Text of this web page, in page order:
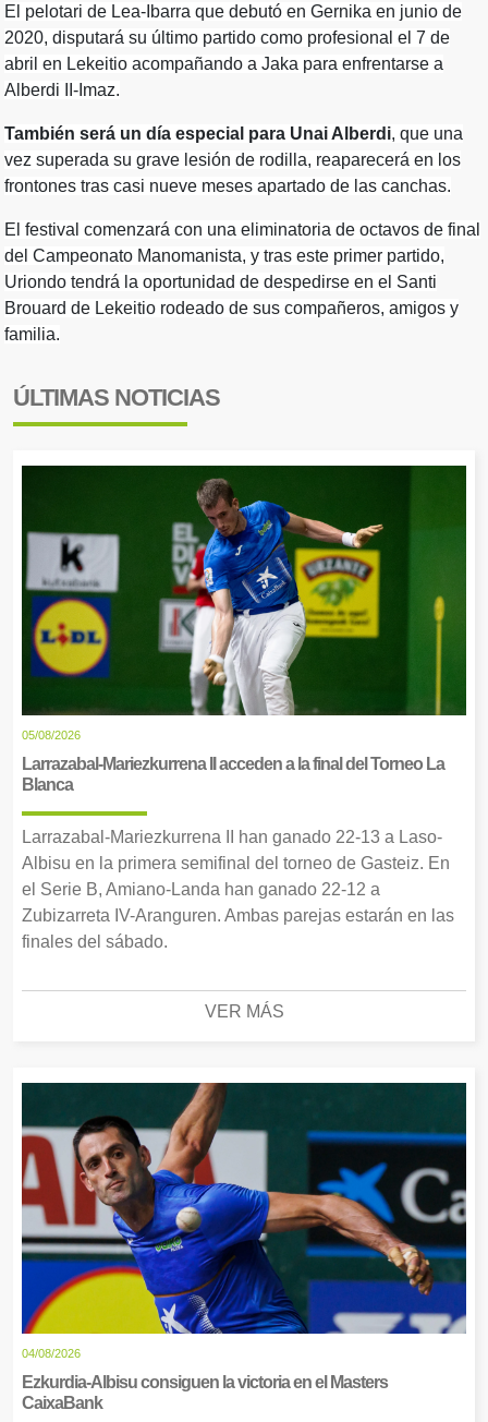
El pelotari de Lea-Ibarra que debutó en Gernika en junio de
2020, disputará su último partido como profesional el 7 de
abril en Lekeitio acompañando a Jaka para enfrentarse a
Alberdi II-Imaz.
También será un día especial para Unai Alberdi, que una
vez superada su grave lesión de rodilla, reaparecerá en los
frontones tras casi nueve meses apartado de las canchas.
El festival comenzará con una eliminatoria de octavos de final
del Campeonato Manomanista, y tras este primer partido,
Uriondo tendrá la oportunidad de despedirse en el Santi
Brouard de Lekeitio rodeado de sus compañeros, amigos y
familia.
ÚLTIMAS NOTICIAS
05/08/2026
Larrazabal-Mariezkurrena II acceden a la final del Torneo La
Blanca
Larrazabal-Mariezkurrena II han ganado 22-13 a Laso-
Albisu en la primera semifinal del torneo de Gasteiz. En
el Serie B, Amiano-Landa han ganado 22-12 a
Zubizarreta IV-Aranguren. Ambas parejas estarán en las
finales del sábado.
VER MÁS
04/08/2026
Ezkurdia-Albisu consiguen la victoria en el Masters
CaixaBank